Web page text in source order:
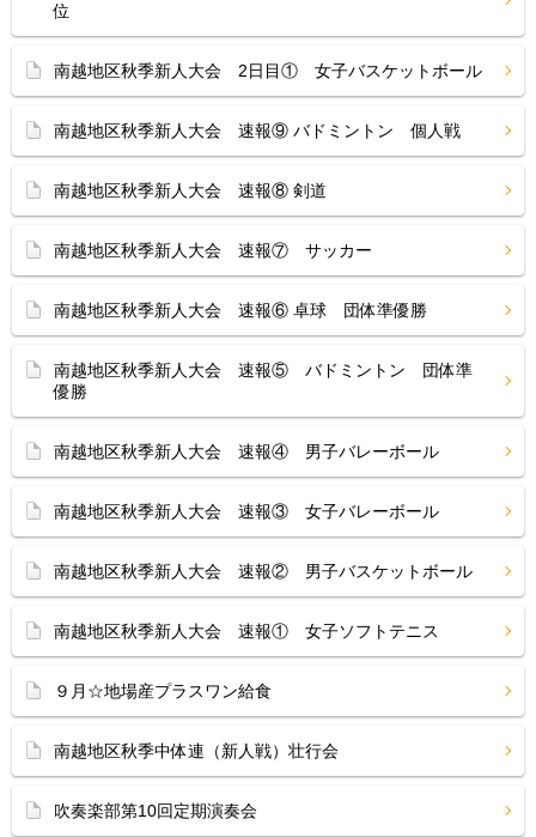
位
南越地区秋季新人大会 2日目① 女子バスケットボール
南越地区秋季新人大会 速報⑨ バドミントン 個人戦
南越地区秋季新人大会 速報⑧ 剣道
南越地区秋季新人大会 速報⑦ サッカー
南越地区秋季新人大会 速報⑥ 卓球 団体準優勝
南越地区秋季新人大会 速報⑤ バドミントン 団体準
優勝
南越地区秋季新人大会 速報④ 男子バレーボール
南越地区秋季新人大会 速報③ 女子バレーボール
南越地区秋季新人大会 速報② 男子バスケットボール
南越地区秋季新人大会 速報① 女子ソフトテニス
９月☆地場産プラスワン給食
南越地区秋季中体連（新人戦）壮行会
吹奏楽部第10回定期演奏会